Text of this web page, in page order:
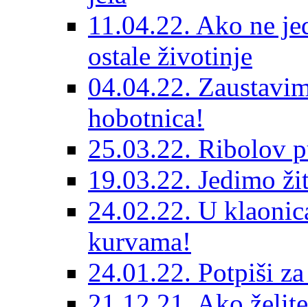
11.04.22. Ako ne
ostale životinje
04.04.22.
hobotnica!
25.03.22. Ribolov
19.03.22. Jedimo
24.02.22. U
kurvama!
24.01.22. Potpiši